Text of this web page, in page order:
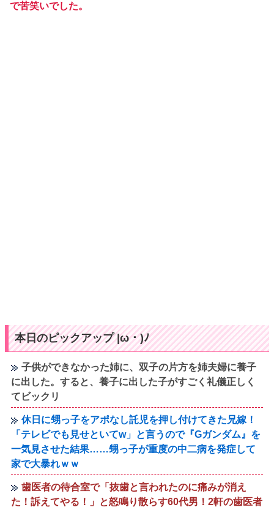
で苦笑いでした。
本日のピックアップ |ω・)ﾉ
子供ができなかった姉に、双子の片方を姉夫婦に養子
に出した。すると、養子に出した子がすごく礼儀正しく
てビックリ
休日に甥っ子をアポなし託児を押し付けてきた兄嫁！
「テレビでも見せといてw」と言うので『Gガンダム』を
一気見させた結果……甥っ子が重度の中二病を発症して
家で大暴れｗｗ
歯医者の待合室で「抜歯と言われたのに痛みが消え
た！訴えてやる！」と怒鳴り散らす60代男！2軒の歯医者